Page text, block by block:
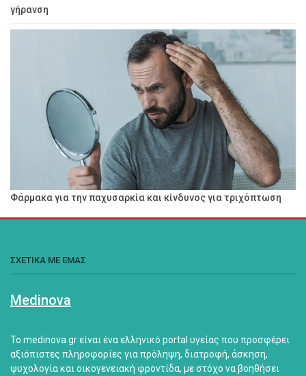
γήρανση
Φάρμακα για την παχυσαρκία και κίνδυνος για τριχόπτωση
ΣΧΕΤΙΚΑ ΜΕ ΕΜΑΣ
Medinova
Το medinova.gr είναι ένα ελληνικό portal υγείας που προσφέρει
αξιόπιστες πληροφορίες για πρόληψη, διατροφή, άσκηση,
ψυχολογία και οικογενειακή φροντίδα, με στόχο να βοηθήσει